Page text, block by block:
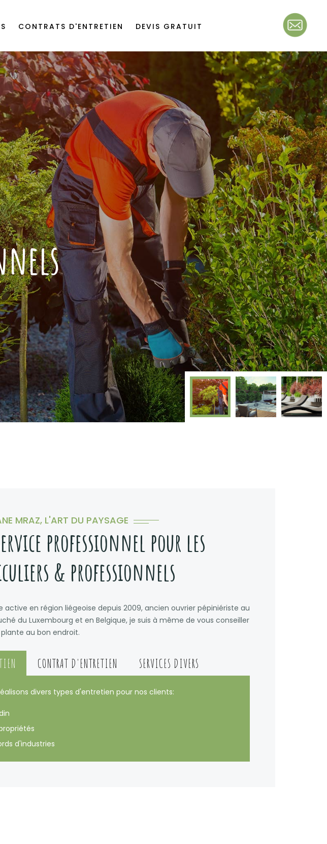
CONTRATS D'ENTRETIEN DEVIS GRATUIT
MRAZ, L'ART DU PAYSAGE
professionnel pour les
& professionnels
active en région liégeoise depuis 2009, ancien ouvrier pépiniériste au
du Luxembourg et en Belgique, je suis à même de vous conseiller
au bon endroit.
CONTRAT D'ENTRETIEN SERVICES DIVERS
divers types d'entretien pour nos clients:
d'industries